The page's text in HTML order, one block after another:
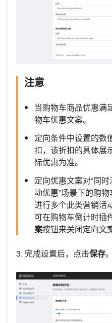
注意
当购物车商品优惠满
物车优惠文案。
定向条件中设置的数
扣，该折扣的具体展
际优惠为准。
定向优惠文案对“同
动优惠”场景下的购
进行多个此类营销活
可在购物车倒计时插
案按钮来关闭定向文
3. 完成设置后，点击保存。